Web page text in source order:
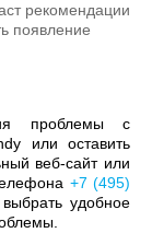
рекомендации
появление
проблемы с
или оставить
веб-сайт или
+7 (495)
удобное